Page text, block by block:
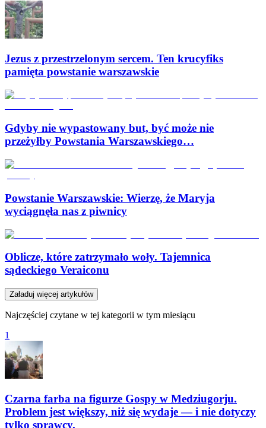
Jezus z przestrzelonym sercem. Ten krucyfiks
pamięta powstanie warszawskie
Gdyby nie wypastowany but, być może nie
przeżyłby Powstania Warszawskiego…
Powstanie Warszawskie: Wierzę, że Maryja
wyciągnęła nas z piwnicy
Oblicze, które zatrzymało woły. Tajemnica
sądeckiego Veraiconu
Załaduj więcej artykułów
Najczęściej czytane w tej kategorii w tym miesiącu
1
Czarna farba na figurze Gospy w Medziugorju.
Problem jest większy, niż się wydaje — i nie dotyczy
tylko sprawcy.